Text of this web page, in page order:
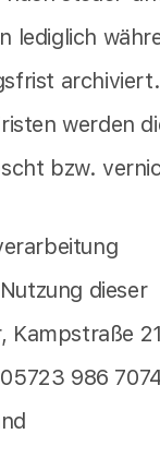
lediglich
archiviert.
werden
bzw.
dieser
Kampstraße
986